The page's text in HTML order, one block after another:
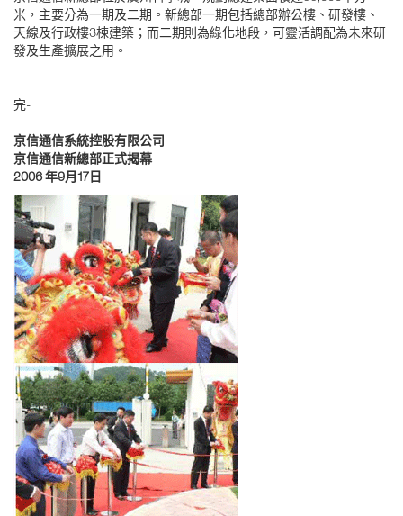
米，主要分為一期及二期。新總部一期包括總部辦公樓、研發樓、
天線及行政樓3棟建築；而二期則為綠化地段，可靈活調配為未來研
發及生產擴展之用。
完-
京信通信系統控股有限公司
京信通信新總部正式揭幕
2006 年9月17日